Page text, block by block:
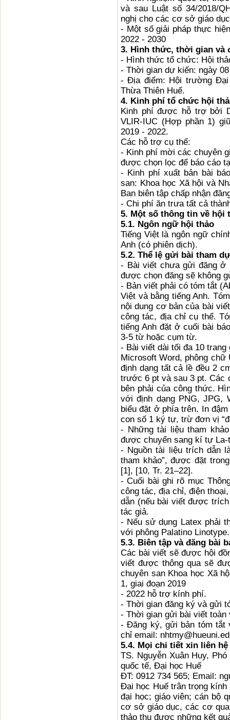
và sau Luật số 34/2018/
nghị cho các cơ sở giáo
- Một số giải pháp thực
2022 - 2030
3. Hình thức, thời gian và
- Hình thức tổ chức: Hội
- Thời gian dự kiến: ngày
- Địa điểm: Hội trường Đại
Thừa Thiên Huế.
4. Kinh phí tổ chức hội
Kinh phí được hỗ trợ bởi
VLIR-IUC (Hợp phần 1)
2019 - 2022.
Các hỗ trợ cụ thể:
- Kinh phí mời các chuyên
được chọn lọc để báo cáo
- Kinh phí xuất bản bài
san: Khoa học Xã hội và
Ban biên tập chấp nhận
- Chi phí ăn trưa tất cả
5. Một số thông tin về hội
5.1. Ngôn ngữ hội thảo
Tiếng Việt là ngôn ngữ
Anh (có phiên dịch).
5.2. Thể lệ gửi bài tham dự
- Bài viết chưa gửi đăng ở
được chọn đăng sẽ không
- Bản viết phải có tóm tắt
Việt và bằng tiếng Anh.
nội dung cơ bản của bài
công tác, địa chỉ cụ thể.
tiếng Anh đặt ở cuối bài
3-5 từ hoặc cụm từ.
- Bài viết dài tối đa 10
Microsoft Word, phông chữ
định dạng tất cả lề đều 2
trước 6 pt và sau 3 pt. Các
bên phải của công thức.
với định dạng PNG, JPG,
biểu đặt ở phía trên. In
con số 1 ký tự, trừ đơn vị
- Những tài liệu tham
được chuyển sang kí tự La-
- Nguồn tài liệu trích dẫn
tham khảo”, được đặt
[1], [10, Tr. 21–22].
- Cuối bài ghi rõ mục
công tác, địa chỉ, điện
dẫn (nếu bài viết được
tác giả.
- Nếu sử dụng Latex phải
với phông Palatino Linotype.
5.3. Biên tập và đăng bài
Các bài viết sẽ được hội
viết được thông qua sẽ
chuyên san Khoa học Xã
1, giai đoạn 2019
- 2022 hỗ trợ kính phí.
- Thời gian đăng ký và gửi
- Thời gian gửi bài viết
- Đăng ký, gửi bản tóm tắt
chỉ email:
5.4. Mọi chi tiết xin liên
TS. Nguyễn Xuân Huy,
quốc tế, Đại học Huế
ĐT: 0912 734 565; Email:
Đại học Huế trân trọng
đại học; giáo viên; cán bộ
cơ sở giáo dục, các cơ
thảo thu được những kết